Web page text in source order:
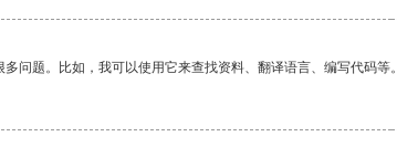
问题。比如，我可以使用它来查找资料、翻译语言、编写代码等。